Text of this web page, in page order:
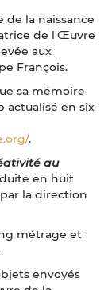
de la naissance
de l'Œuvre
aux
François.
sa mémoire
actualisé en six
.
au
en huit
la direction
métrage et
envoyés